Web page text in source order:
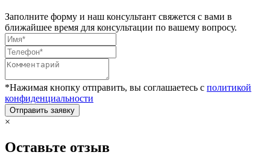
Заполните форму и наш консультант свяжется с вами в
ближайшее время для консультации по вашему вопросу.
*Нажимая кнопку отправить, вы соглашаетесь с политикой
конфиденциальности
Отправить заявку
×
Оставьте отзыв